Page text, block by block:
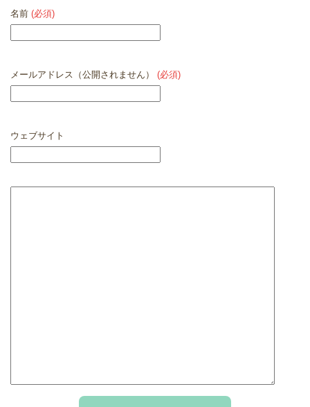
名前 (必須)
メールアドレス（公開されません） (必須)
ウェブサイト